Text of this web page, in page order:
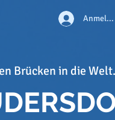
Anmelden
Brücken in die Welt.